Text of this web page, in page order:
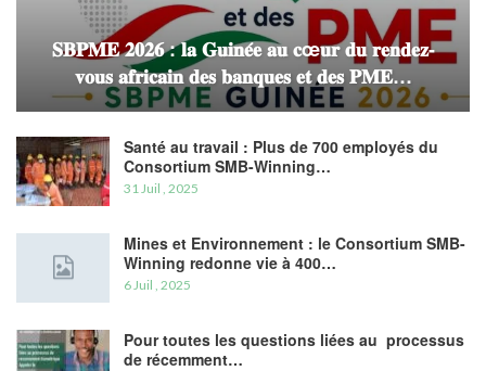
𝐒𝐁𝐏𝐌𝐄 𝟐𝟎𝟐𝟔 : 𝐥𝐚 𝐆𝐮𝐢𝐧𝐞́𝐞 𝐚𝐮 𝐜œ𝐮𝐫 𝐝𝐮 𝐫𝐞𝐧𝐝𝐞𝐳-
𝐯𝐨𝐮𝐬 𝐚𝐟𝐫𝐢𝐜𝐚𝐢𝐧 𝐝𝐞𝐬 𝐛𝐚𝐧𝐪𝐮𝐞𝐬 𝐞𝐭 𝐝𝐞𝐬 𝐏𝐌𝐄…
Santé au travail : Plus de 700 employés du
Consortium SMB-Winning…
31 Juil , 2025
Mines et Environnement : le Consortium SMB-
Winning redonne vie à 400…
6 Juil , 2025
Pour toutes les questions liées au processus
de récemment…